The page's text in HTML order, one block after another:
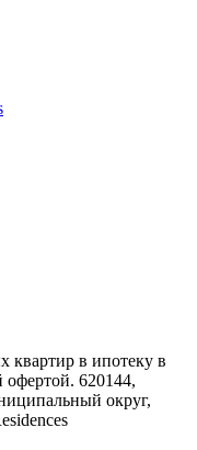
квартир в ипотеку в
офертой. 620144,
округ,